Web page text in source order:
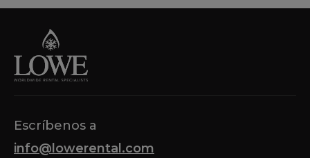
Escríbenos a
info@lowerental.com